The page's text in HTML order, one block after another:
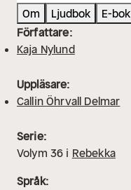
Om Ljudbok
E-bok
Författare:
Kaja Nylund
Uppläsare:
Callin Öhrvall Delmar
Serie:
Volym 36 i Rebekka
Språk: